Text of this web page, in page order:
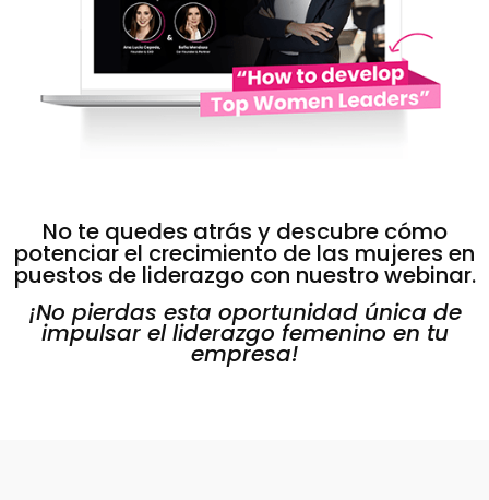
No te quedes atrás y descubre cómo
potenciar el crecimiento de las mujeres en
puestos de liderazgo con nuestro webinar.
¡No pierdas esta oportunidad única de
impulsar el liderazgo femenino en tu
empresa!